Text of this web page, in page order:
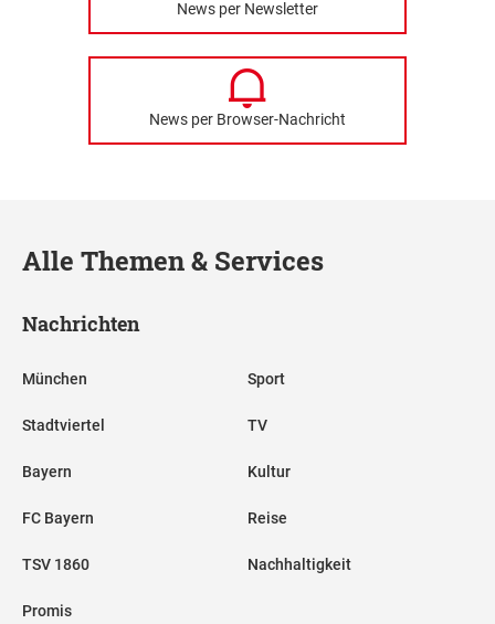
News per Newsletter
News per Browser-Nachricht
Alle Themen & Services
Nachrichten
München
Stadtviertel
Bayern
FC Bayern
TSV 1860
Promis
Sport
TV
Kultur
Reise
Nachhaltigkeit